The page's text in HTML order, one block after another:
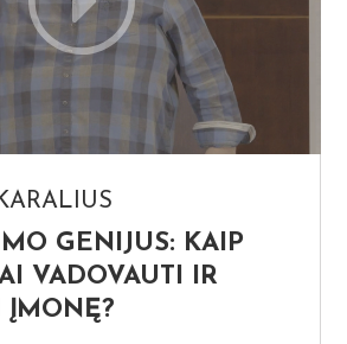
GENIJUS: KAIP
VADOVAUTI IR
ĮMONĘ?